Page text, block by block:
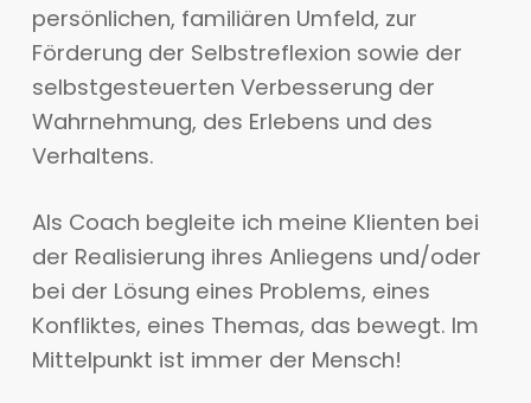
persönlichen, familiären Umfeld, zur
Förderung der Selbstreflexion sowie der
selbstgesteuerten Verbesserung der
Wahrnehmung, des Erlebens und des
Verhaltens.
Als Coach begleite ich meine Klienten bei
der Realisierung ihres Anliegens und/oder
bei der Lösung eines Problems, eines
Konfliktes, eines Themas, das bewegt. Im
Mittelpunkt ist immer der Mensch!